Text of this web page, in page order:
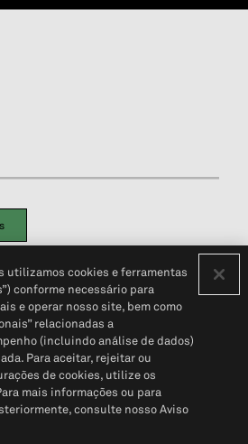
de privacidade do cliente (em inglês)
Pessoais© 2026 S&P Global
utilizamos cookies e ferramentas
conforme necessário para
e operar nosso site, bem como
relacionadas a
(incluindo análise de dados)
Para aceitar, rejeitar ou
de cookies, utilize os
mais informações ou para
consulte nosso Aviso